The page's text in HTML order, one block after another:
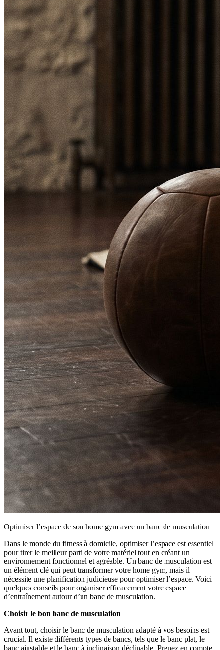
Optimiser l’espace de son home gym avec un banc de musculation
Dans le monde du fitness à domicile, optimiser l’espace est essentiel
pour tirer le meilleur parti de votre matériel tout en créant un
environnement fonctionnel et agréable. Un banc de musculation est
un élément clé qui peut transformer votre home gym, mais il
nécessite une planification judicieuse pour optimiser l’espace. Voici
quelques conseils pour organiser efficacement votre espace
d’entraînement autour d’un banc de musculation.
Choisir le bon banc de musculation
Avant tout, choisir le banc de musculation adapté à vos besoins est
crucial. Il existe différents types de bancs, tels que le banc plat, le
banc ajustable et le banc à inclinaison déclinable. Prenez en compte